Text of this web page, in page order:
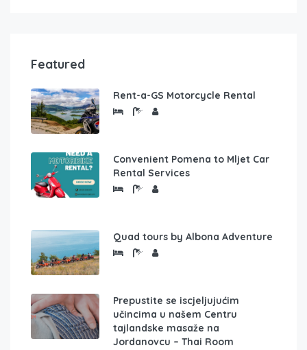
Featured
Rent-a-GS Motorcycle Rental
Convenient Pomena to Mljet Car
Rental Services
Quad tours by Albona Adventure
Prepustite se iscjeljujućim
učincima u našem Centru
tajlandske masaže na
Jordanovcu – Thai Room